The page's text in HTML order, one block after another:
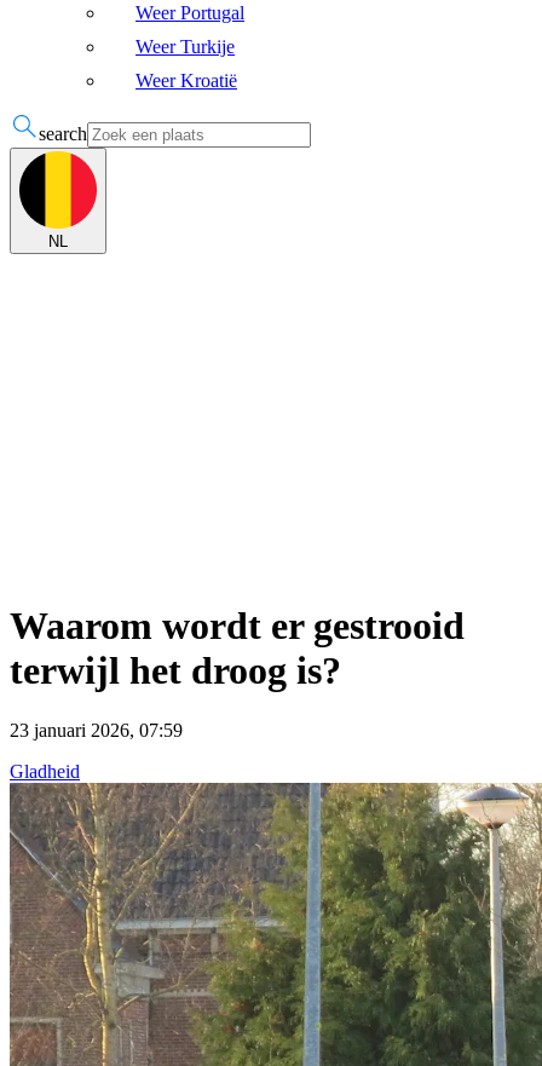
Weer Portugal
Weer Turkije
Weer Kroatië
search
NL
Waarom wordt er gestrooid
terwijl het droog is?
23 januari 2026, 07:59
Gladheid